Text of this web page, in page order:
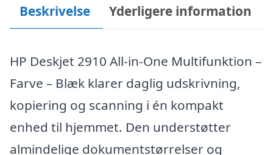
Beskrivelse Yderligere information
HP Deskjet 2910 All-in-One Multifunktion –
Farve – Blæk klarer daglig udskrivning,
kopiering og scanning i én kompakt
enhed til hjemmet. Den understøtter
almindelige dokumentstørrelser og